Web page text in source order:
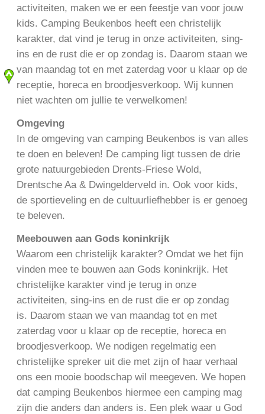
activiteiten, maken we er een feestje van voor jouw
kids. Camping Beukenbos heeft een christelijk
karakter, dat vind je terug in onze activiteiten, sing-
ins en de rust die er op zondag is. Daarom staan we
van maandag tot en met zaterdag voor u klaar op de
receptie, horeca en broodjesverkoop. Wij kunnen
niet wachten om jullie te verwelkomen!
Omgeving
In de omgeving van camping Beukenbos is van alles
te doen en beleven! De camping ligt tussen de drie
grote natuurgebieden Drents-Friese Wold,
Drentsche Aa & Dwingelderveld in. Ook voor kids,
de sportieveling en de cultuurliefhebber is er genoeg
te beleven.
Meebouwen aan Gods koninkrijk
Waarom een christelijk karakter? Omdat we het fijn
vinden mee te bouwen aan Gods koninkrijk. Het
christelijke karakter vind je terug in onze
activiteiten, sing-ins en de rust die er op zondag
is. Daarom staan we van maandag tot en met
zaterdag voor u klaar op de receptie, horeca en
broodjesverkoop. We nodigen regelmatig een
christelijke spreker uit die met zijn of haar verhaal
ons een mooie boodschap wil meegeven. We hopen
dat camping Beukenbos hiermee een camping mag
zijn die anders dan anders is. Een plek waar u God